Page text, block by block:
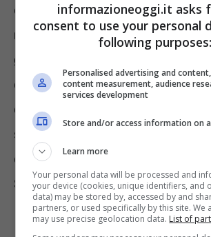
entro le 48 ore dallaricezione
medico in casoprognosi
giorni
deve essere fatta entro 24 ore.
caso e in presenza di infortuni
superiore ai 30 giorni, il datore
comunicare il tutto all’Autorità di
Sicurezza.
informazioneoggi.it asks
consent to use your personal
following purposes:
Personalised advertising and
content measurement, audience
services development
Store and/or access information on
Learn more
Your personal data will be processed and
your device (cookies, unique identifiers, and
data) may be stored by, accessed by and
partners, or used specifically by this site. We
may use precise geolocation data. List of